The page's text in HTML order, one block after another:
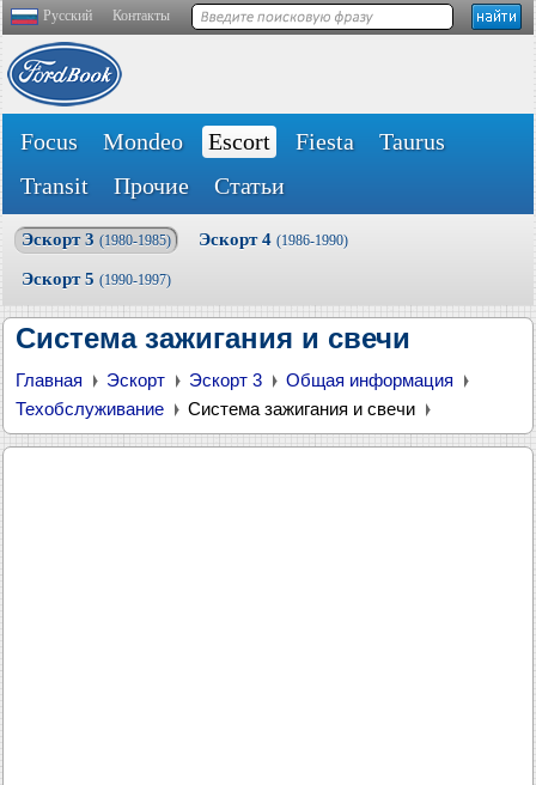
Русский Контакты
Focus Mondeo Escort Fiesta
Taurus
Transit
Прочие Статьи
Эскорт 3 (1980-1985) Эскорт 4 (1986-1990)
Эскорт 5 (1990-1997)
Система зажигания и свечи
Главная Эскорт Эскорт 3
Общая информация
Техобслуживание
Система зажигания и свечи